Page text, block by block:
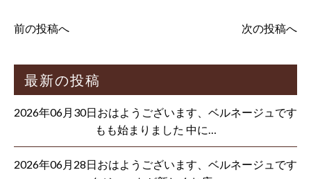
前の投稿へ 次の投稿へ
最新の投稿
2026年06月30日おはようございます、ベルネージュです
もも始まりました 中に…
2026年06月28日おはようございます、ベルネージュです